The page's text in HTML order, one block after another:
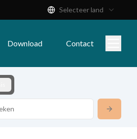
Selecteer land
Download Contact